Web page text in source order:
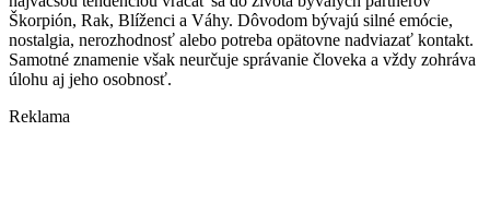
Škorpión, Rak, Blíženci a Váhy. Dôvodom bývajú silné emócie,
nostalgia, nerozhodnosť alebo potreba opätovne nadviazať kontakt.
Samotné znamenie však neurčuje správanie človeka a vždy zohráva
úlohu aj jeho osobnosť.
Reklama